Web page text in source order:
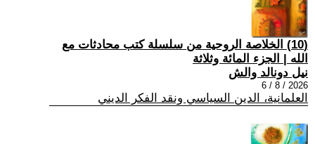
(10) الخلاصة الروحية من سلسلة كتب محادثات مع
الله | الجزء المائة وثلاثة
نيل دونالد والش
2026 / 8 / 6
العلمانية، الدين السياسي ونقد الفكر الديني